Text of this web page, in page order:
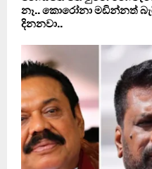
නෑ.. කොරෝනා මඩින්නත්
දිනනවා..